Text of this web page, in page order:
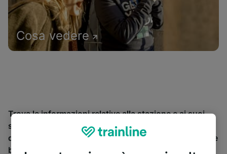
Cosa vedere
Trova le informazioni relative alla stazione e ai suoi
servizi, consulta gli orari dei treni e prenota i biglietti
da e per Beauzelle. Trainline opera in 45 paesi e vende
biglietti di 270 compagnie ferroviarie e pullman